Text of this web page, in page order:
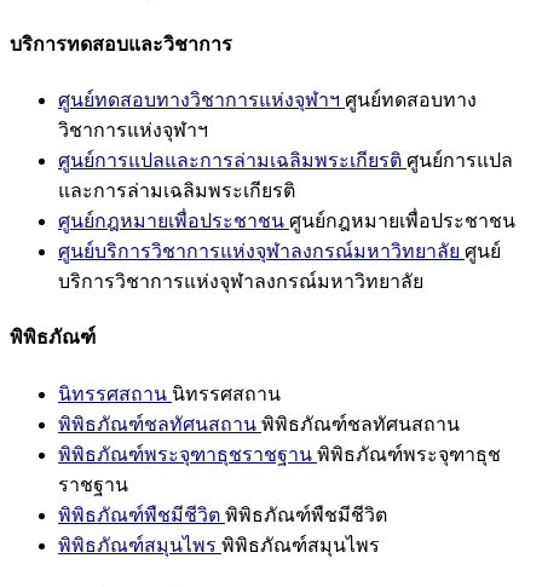
บริการทดสอบและวิชาการ
ศูนย์ทดสอบทางวิชาการแห่งจุฬาฯ ศูนย์ทดสอบทาง
วิชาการแห่งจุฬาฯ
ศูนย์การแปลและการล่ามเฉลิมพระเกียรติ ศูนย์การแปล
และการล่ามเฉลิมพระเกียรติ
ศูนย์กฎหมายเพื่อประชาชน ศูนย์กฎหมายเพื่อประชาชน
ศูนย์บริการวิชาการแห่งจุฬาลงกรณ์มหาวิทยาลัย ศูนย์
บริการวิชาการแห่งจุฬาลงกรณ์มหาวิทยาลัย
พิพิธภัณฑ์
นิทรรศสถาน นิทรรศสถาน
พิพิธภัณฑ์ชลทัศนสถาน พิพิธภัณฑ์ชลทัศนสถาน
พิพิธภัณฑ์พระจุฑาธุชราชฐาน พิพิธภัณฑ์พระจุฑาธุช
ราชฐาน
พิพิธภัณฑ์พืชมีชีวิต พิพิธภัณฑ์พืชมีชีวิต
พิพิธภัณฑ์สมุนไพร พิพิธภัณฑ์สมุนไพร